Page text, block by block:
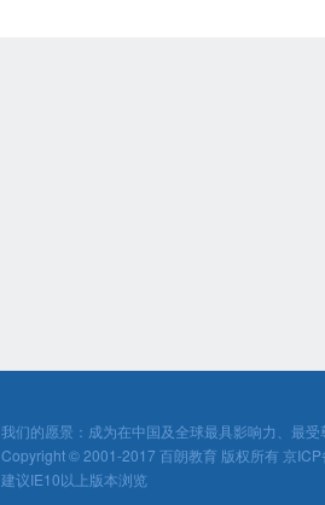
我们的愿景：成为在中国及全球最具影响力、最
Copyright © 2001-2017 百朗教育 版权所有 京
建议IE10以上版本浏览